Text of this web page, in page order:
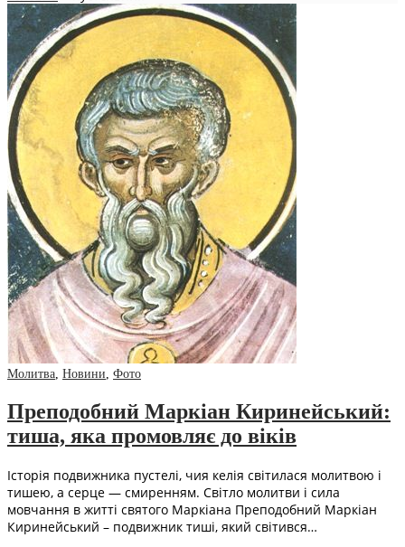
Молитва, Новини, Фото
Преподобний Маркіан Киринейський:
тиша, яка промовляє до віків
Історія подвижника пустелі, чия келія світилася молитвою і
тишею, а серце — смиренням. Світло молитви і сила
мовчання в житті святого Маркіана Преподобний Маркіан
Киринейський – подвижник тиші, який світився…